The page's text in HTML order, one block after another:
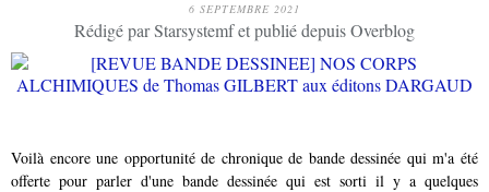
6 SEPTEMBRE 2021
Rédigé par Starsystemf et publié depuis Overblog
Voilà encore une opportunité de chronique de bande dessinée qui m'a été
offerte pour parler d'une bande dessinée qui est sorti il y a quelques